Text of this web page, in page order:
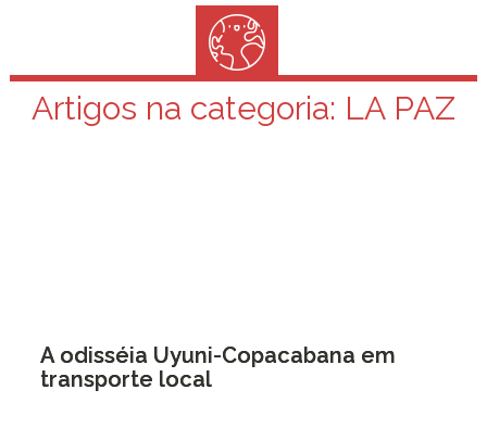
Artigos na categoria: LA PAZ
A odisséia Uyuni-Copacabana em
transporte local